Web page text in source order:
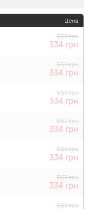
Цена
557 грн
334 грн
557 грн
334 грн
557 грн
334 грн
557 грн
334 грн
557 грн
334 грн
557 грн
334 грн
557 грн